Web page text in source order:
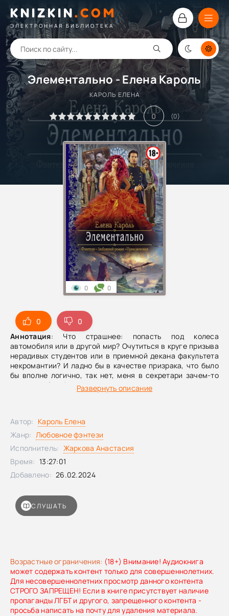
KNIZKIN.COM
ЭЛЕКТРОННАЯ БИБЛИОТЕКА
Элементально - Елена Кароль
КАРОЛЬ ЕЛЕНА
0 (0)
0
0
Аннотация: Что страшнее: попасть под колеса
автомобиля или в другой мир? Очутиться в круге призыва
нерадивых студентов или в приемной декана факультета
некромантии? И ладно бы в качестве призрака, что было
бы вполне логично, так нет, меня в секретари зачем-то
приняли! Ошибочно или согласно чьему-то коварному
умыслу? И кого мне опасаться сильнее: взявшую меня на
нам, как к себе домой? Ах, он ещё и дракон?! Ох, он меня
ещё и замуж зовёт… Точнее, перед фактом ставит. А вот с
этим я ещё поспорю!
Развернуть описание
Возрастные ограничения: (18+) Внимание! Аудиокнига
может содержать контент только для совершеннолетних.
Для несовершеннолетних просмотр данного контента
СТРОГО ЗАПРЕЩЕН! Если в книге присутствует наличие
пропаганды ЛГБТ и другого, запрещенного контента -
просьба написать на почту для удаления материала.
0 0
СЛУШАТЬ
Автор: Кароль Елена
Жанр: Любовное фэнтези
Исполнитель: Жаркова Анастасия
Время: 13:27:01
Добавлено: 26.02.2024